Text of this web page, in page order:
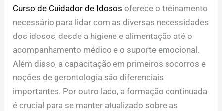
Curso de Cuidador de Idosos oferece o treinamento
necessário para lidar com as diversas necessidades
dos idosos, desde a higiene e alimentação até o
acompanhamento médico e o suporte emocional.
Além disso, a capacitação em primeiros socorros e
noções de gerontologia são diferenciais
importantes. Por outro lado, a formação continuada
é crucial para se manter atualizado sobre as